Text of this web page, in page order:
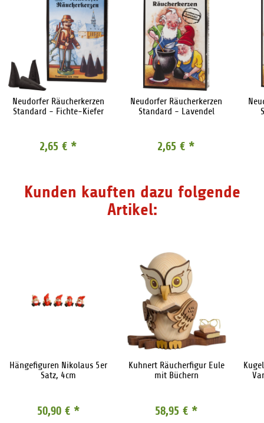
Neudorfer Räucherkerzen
Standard - Fichte-Kiefer
2,65 € *
Neudorfer Räucherkerzen
Standard - Lavendel
2,65 € *
Kunden kauften dazu folgende
Artikel:
Hängefiguren Nikolaus 5er
Satz, 4cm
50,90 € *
Kuhnert Räucherfigur Eule
mit Büchern
58,95 € *